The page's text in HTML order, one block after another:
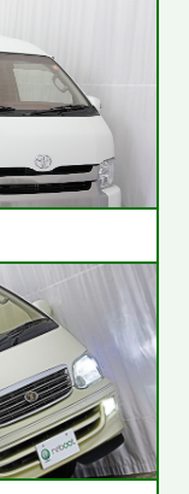
ありがとうご
めでとうござ